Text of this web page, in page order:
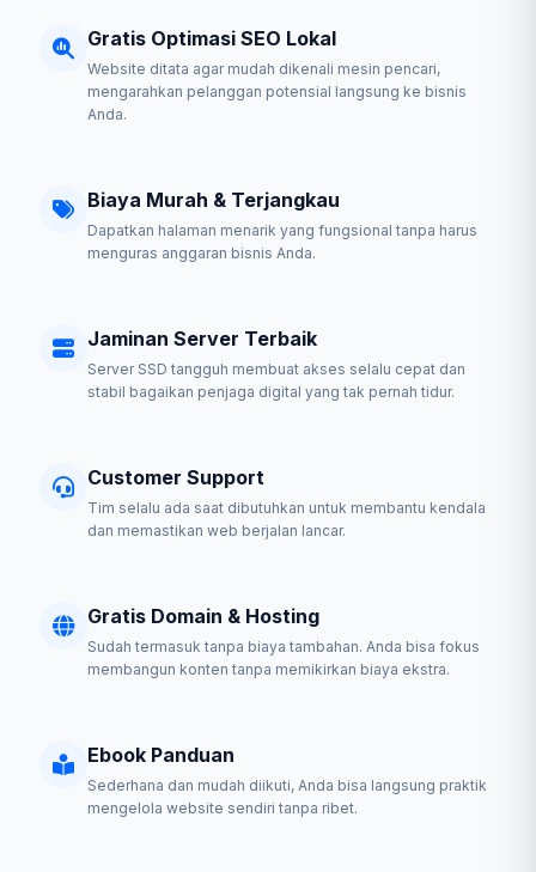
Gratis Optimasi SEO Lokal
Website ditata agar mudah dikenali mesin pencari,
mengarahkan pelanggan potensial langsung ke bisnis
Anda.
Biaya Murah & Terjangkau
Dapatkan halaman menarik yang fungsional tanpa harus
menguras anggaran bisnis Anda.
Jaminan Server Terbaik
Server SSD tangguh membuat akses selalu cepat dan
stabil bagaikan penjaga digital yang tak pernah tidur.
Customer Support
Tim selalu ada saat dibutuhkan untuk membantu kendala
dan memastikan web berjalan lancar.
Gratis Domain & Hosting
Sudah termasuk tanpa biaya tambahan. Anda bisa fokus
membangun konten tanpa memikirkan biaya ekstra.
Ebook Panduan
Sederhana dan mudah diikuti, Anda bisa langsung praktik
mengelola website sendiri tanpa ribet.